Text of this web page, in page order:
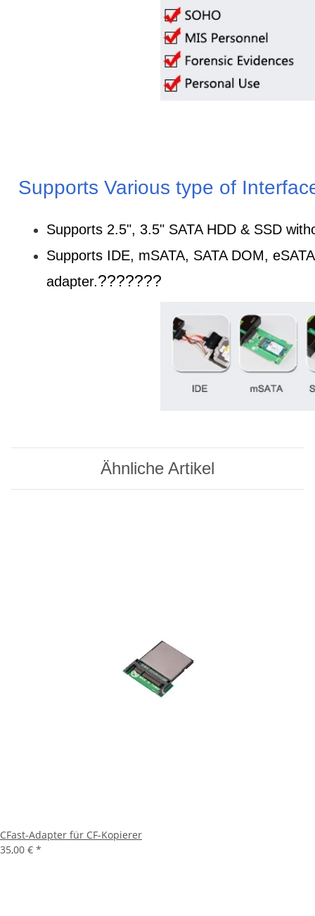
Supports Various type of
Supports 2.5", 3.5" SATA HDD & SSD
Supports IDE, mSATA, SATA DOM,
adapter.???????
Ähnliche Artikel
CFast-Adapter für CF-Kopierer
35,00 € *